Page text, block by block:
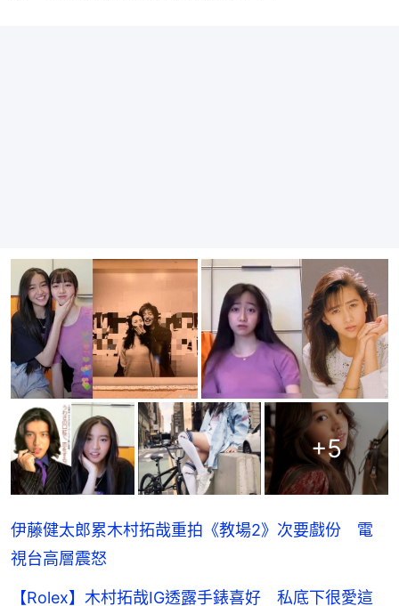
+5
伊藤健太郎累木村拓哉重拍《教場2》次要戲份 電
視台高層震怒
【Rolex】木村拓哉IG透露手錶喜好 私底下很愛這